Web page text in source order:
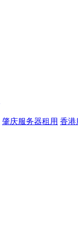
肇庆服务器租用 香港